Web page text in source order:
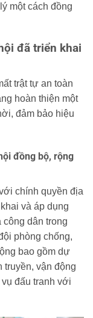
một cách đồng
đã triển khai
trật tự an toàn
hoàn thiện một
đảm bảo hiệu
đồng bộ, rộng
chính quyền địa
và áp dụng
dân trong
phòng chống,
bao gồm dự
truyền, vận động
đấu tranh với